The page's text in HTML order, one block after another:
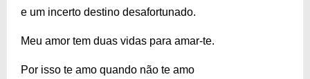
e um incerto destino desafortunado.
Meu amor tem duas vidas para amar-te.
Por isso te amo quando não te amo